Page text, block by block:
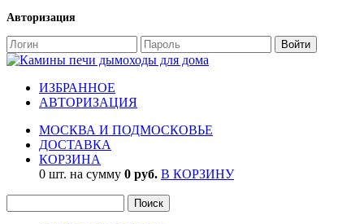
Авторизация
ИЗБРАННОЕ
АВТОРИЗАЦИЯ
МОСКВА И ПОДМОСКОВЬЕ
ДОСТАВКА
КОРЗИНА
0 шт. на сумму 0 руб. В КОРЗИНУ